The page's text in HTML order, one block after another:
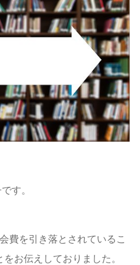
す。
費を引き落とされているこ
お伝えしておりました。